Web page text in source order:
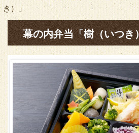
き）」
幕の内弁当「樹（いつき